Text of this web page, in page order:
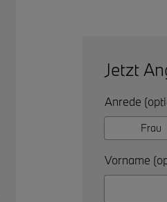
Jetzt
Anrede
Frau
Vorname